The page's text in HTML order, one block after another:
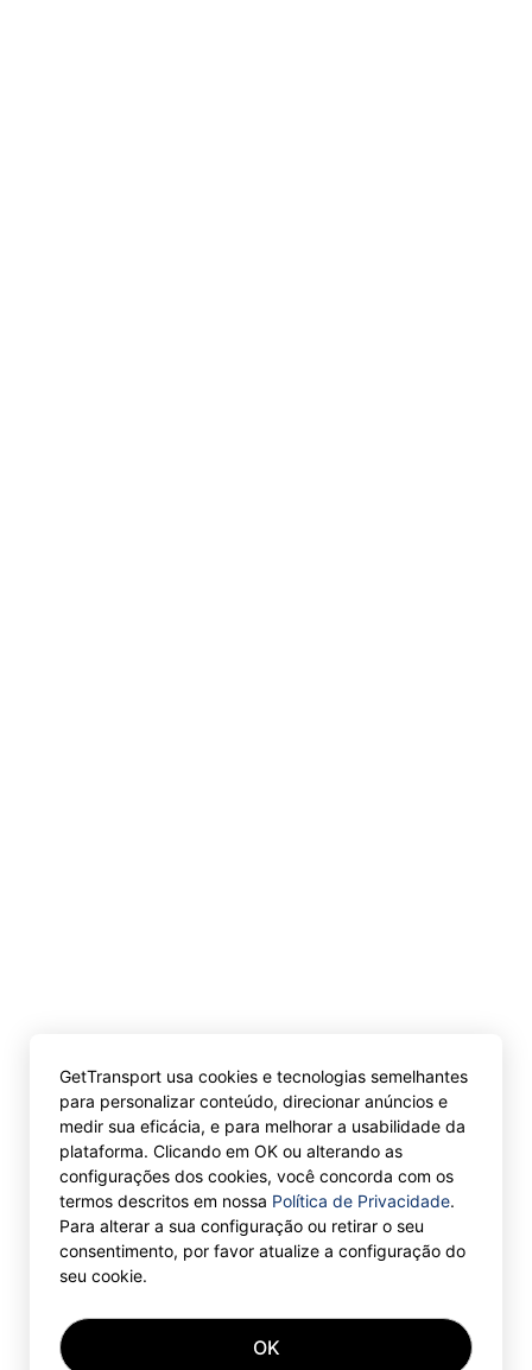
GetTransport usa cookies e tecnologias semelhantes
para personalizar conteúdo, direcionar anúncios e
medir sua eficácia, e para melhorar a usabilidade da
plataforma. Clicando em OK ou alterando as
configurações dos cookies, você concorda com os
termos descritos em nossa Política de Privacidade.
Para alterar a sua configuração ou retirar o seu
consentimento, por favor atualize a configuração do
seu cookie.
OK